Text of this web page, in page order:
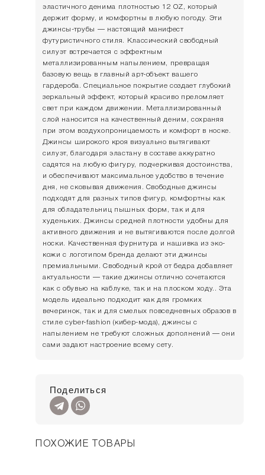
эластичного денима плотностью 12 OZ, который
держит форму, и комфортны в любую погоду. Эти
джинсы-трубы — настоящий манифест
футуристичного стиля. Классический свободный
силуэт встречается с эффектным
металлизированным напылением, превращая
базовую вещь в главный арт-объект вашего
гардероба. Специальное покрытие создает глубокий
зеркальный эффект, который красиво преломляет
свет при каждом движении. Металлизированный
слой наносится на качественный деним, сохраняя
при этом воздухопроницаемость и комфорт в носке.
Джинсы широкого кроя визуально вытягивают
силуэт, благодаря эластану в составе аккуратно
садятся на любую фигуру, подчеркивая достоинства,
и обеспечивают максимальное удобство в течение
дня, не сковывая движения. Свободные джинсы
подходят для разных типов фигур, комфортны как
для обладательниц пышных форм, так и для
худеньких. Джинсы средней плотности удобны для
активного движения и не вытягиваются после долгой
носки. Качественная фурнитура и нашивка из эко-
кожи с логотипом бренда делают эти джинсы
премиальными. Свободный крой от бедра добавляет
актуальности — такие джинсы отлично сочетаются
как с обувью на каблуке, так и на плоском ходу.. Эта
модель идеально подходит как для громких
вечеринок, так и для смелых повседневных образов в
стиле cyber-fashion (кибер-мода), джинсы с
напылением не требуют сложных дополнений — они
сами задают настроение всему сету.
Поделиться
ПОХОЖИЕ ТОВАРЫ